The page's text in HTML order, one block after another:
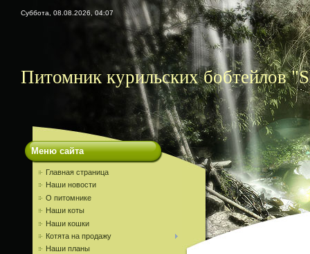
Суббота, 08.08.2026, 04:07
Питомник курильских бобтейлов
Меню сайта
Главная страница
Наши новости
О питомнике
Наши коты
Наши кошки
Котята на продажу
Наши планы